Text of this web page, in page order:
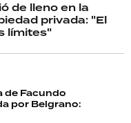
de lleno en la
privada: "El
límites"
de Facundo
por Belgrano: